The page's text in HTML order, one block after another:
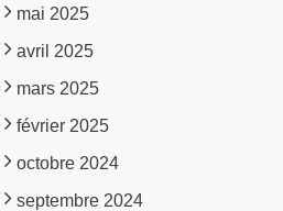
mai 2025
avril 2025
mars 2025
février 2025
octobre 2024
septembre 2024